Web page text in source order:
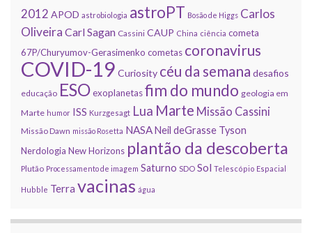
2012 APOD astrobiologia astroPT Bosão de Higgs Carlos
Oliveira Carl Sagan Cassini CAUP China ciência cometa
67P/Churyumov-Gerasimenko cometas coronavirus
COVID-19 Curiosity céu da semana desafios
educação ESOexoplanetasfim do mundo geologia em
Marte humor ISS Kurzgesagt Lua Marte Missão Cassini
Missão Dawn missão Rosetta NASANeil deGrasse Tyson
Nerdologia New Horizons plantão da descoberta
Plutão Processamento de imagem Saturno SDO Sol Telescópio Espacial
Hubble Terra vacinas água